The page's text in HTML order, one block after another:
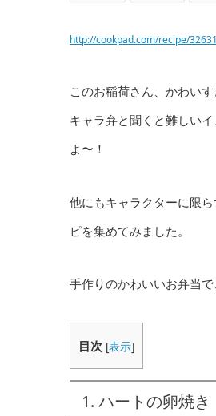
http://cookpad.com/recipe/
このお稲荷さん、かわい
キャラ弁と聞くと難しい
よ〜！
他にもキャラクターに限
ピを集めてみました。
手作りのかわいいお弁当
目次 [表示]
1. ハートの卵焼き